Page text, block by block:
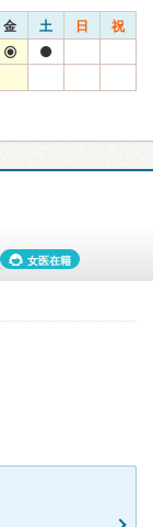
金 土 日 祝
女医在籍